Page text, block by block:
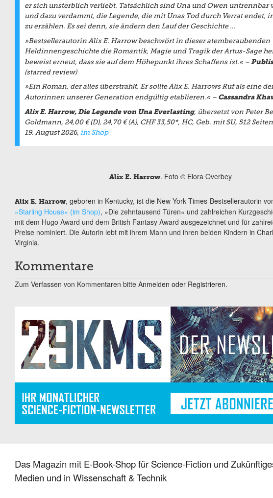
er sich unsterblich verliebt. Tatsächlich sind Una und Owen untrennbar
und dazu verdammt, die Legende, die mit Unas Tod durch Verrat endet,
zu erzählen. Es sei denn, sie ändern den Lauf der Geschichte …
»Bestsellerautorin Alix E. Harrow beschwört in dieser atemberaubenden
Heldinnengeschichte die Romantik, Magie und Tragik der Artus-Sage
beweist erneut, dass sie auf dem Höhepunkt ihres Schaffens ist.« –
(starred review)
»Ein Roman, der alles überstrahlt. Er sollte Alix E. Harrows Ruf als eine
Autorinnen unserer Generation endgültig etablieren.« – Cassandra
Alix E. Harrow, Die Legende von Una Everlasting, übersetzt von Peter
Goldmann, 24,00 € (D), 24,70 € (A), CHF 33,50*, HC, Geb. mit SU, 512
19. August 2026, im Shop
Alix E. Harrow. Foto © Elora Overbey
Alix E. Harrow, geboren in Kentucky, ist die New York Times-Bestsellerautorin
»Starling House« (im Shop), »Die zehntausend Türen« und zahlreichen
mit dem Hugo Award und dem British Fantasy Award ausgezeichnet und für
Preise nominiert. Die Autorin lebt mit ihrem Mann und ihren beiden Kindern in
Virginia.
Kommentare
Zum Verfassen von Kommentaren bitte Anmelden oder Registrieren.
Das Magazin mit E-Book-Shop für Science-Fiction und
Medien und in Wissenschaft & Technik